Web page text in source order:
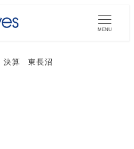
MENU
決算 東長沼